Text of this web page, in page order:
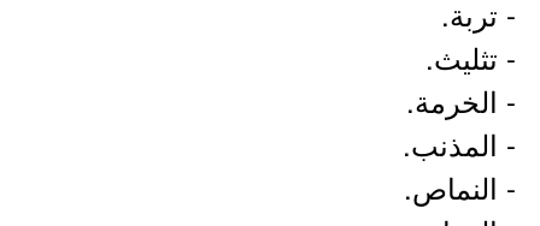
- تربة.
- تثليث.
- الخرمة.
- المذنب.
- النماص.